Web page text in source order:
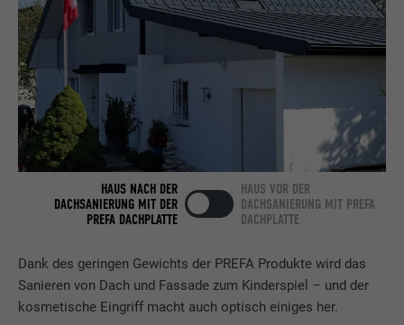
Dank des geringen Gewichts der PREFA Produkte wird das
Sanieren von Dach und Fassade zum Kinderspiel – und der
kosmetische Eingriff macht auch optisch einiges her.
HAUS NACH DER
DACHSANIERUNG MIT DER
PREFA DACHPLATTE
HAUS VOR DER
DACHSANIERUNG MIT PREFA
DACHPLATTE
Verwendet vom Social-Networking-Dienst
LinkedIn für die Verfolgung der
Verwendung von eingebetteten
Dienstleistungen.
Name bscookie
LinkedIn
Zweck
LinkedIn für die Verfolgung der
Verwendung von eingebetteten